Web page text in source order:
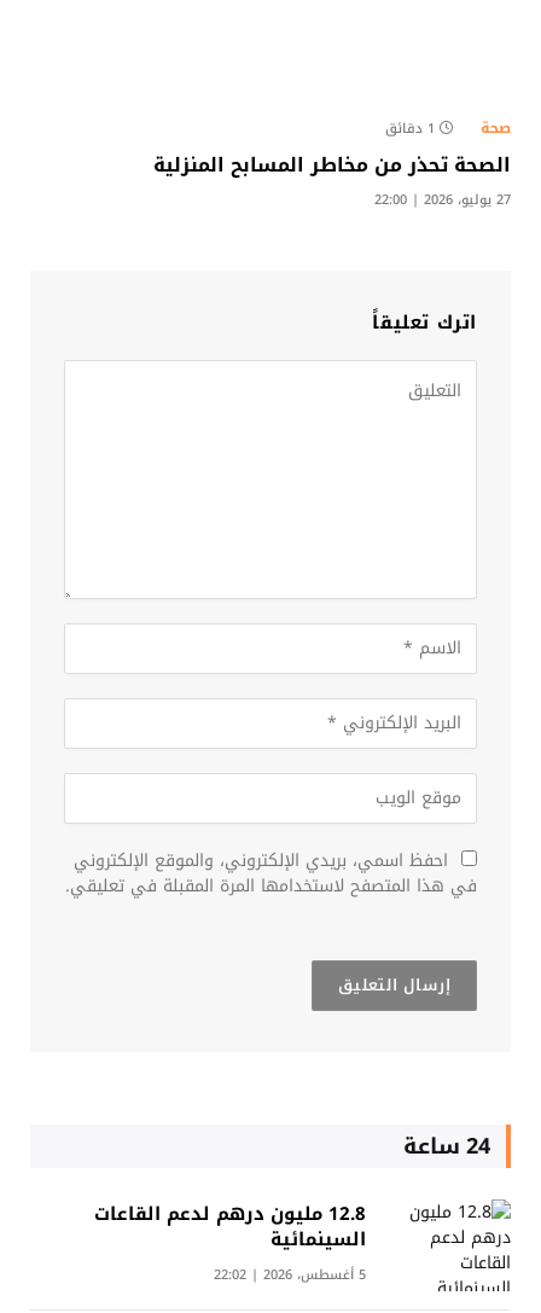
صحة 1 دقائق
الصحة تحذر من مخاطر المسابح المنزلية
27 يوليو، 2026 | 22:00
اترك تعليقاً
احفظ اسمي، بريدي الإلكتروني، والموقع الإلكتروني
في هذا المتصفح لاستخدامها المرة المقبلة في تعليقي.
24 ساعة
12.8 مليون درهم لدعم القاعات
السينمائية
5 أغسطس، 2026 | 22:02